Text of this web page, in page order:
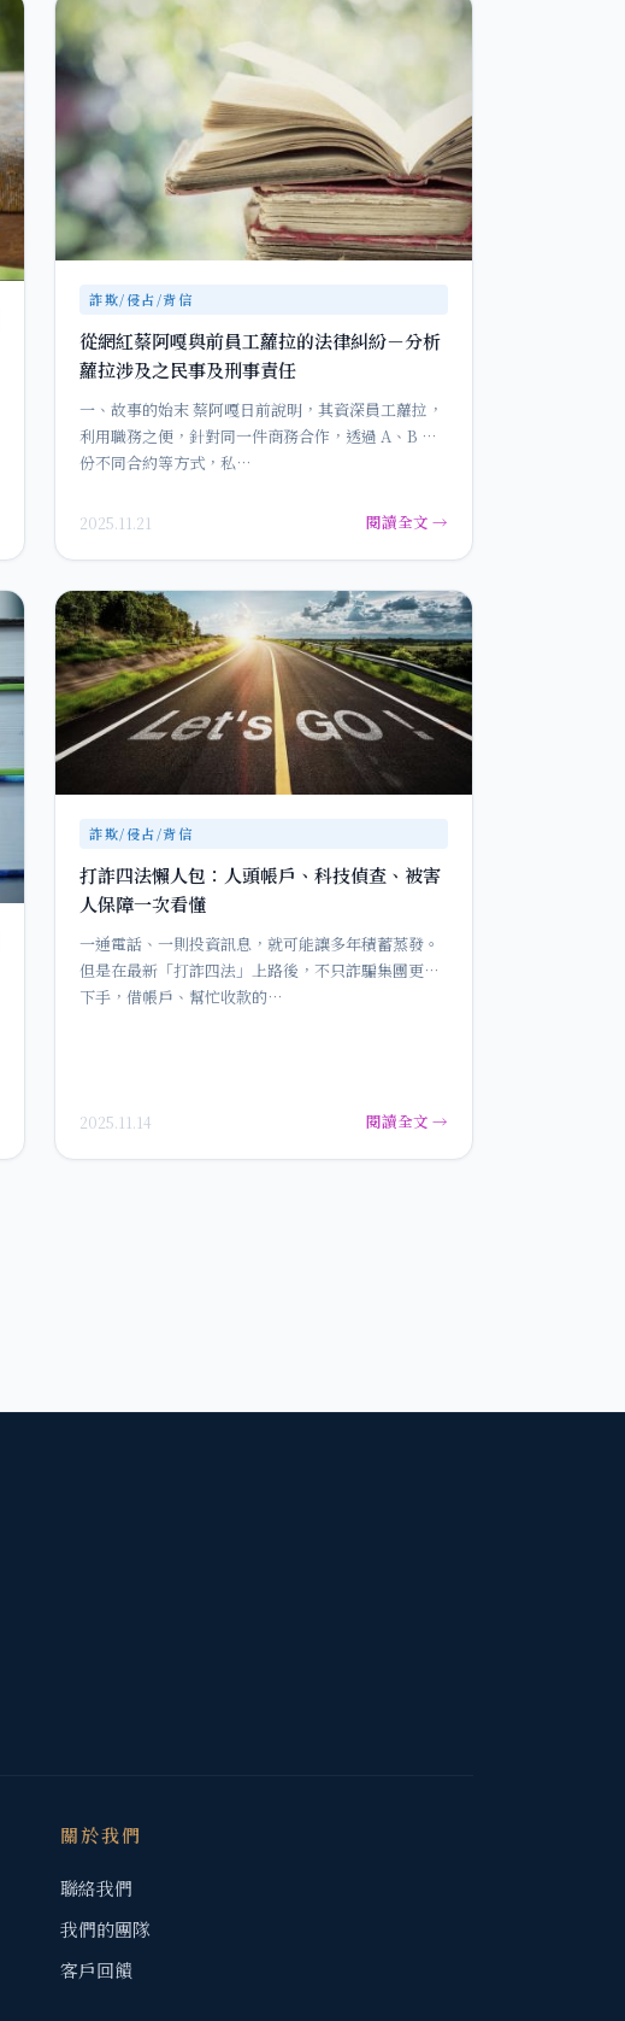
詐欺/侵占/背信
從網紅蔡阿嘎與前員工蘿拉的法律糾紛－分析
蘿拉涉及之民事及刑事責任
一、故事的始末 蔡阿嘎日前說明，其資深員工蘿拉，
利用職務之便，針對同一件商務合作，透過 A、B 兩
份不同合約等方式，私…
2025.11.21 閱讀全文 →
詐欺/侵占/背信
打詐四法懶人包：人頭帳戶、科技偵查、被害
人保障一次看懂
一通電話、一則投資訊息，就可能讓多年積蓄蒸發。
但是在最新「打詐四法」上路後，不只詐騙集團更難
下手，借帳戶、幫忙收款的…
2025.11.14 閱讀全文 →
關於我們
聯絡我們
我們的團隊
客戶回饋